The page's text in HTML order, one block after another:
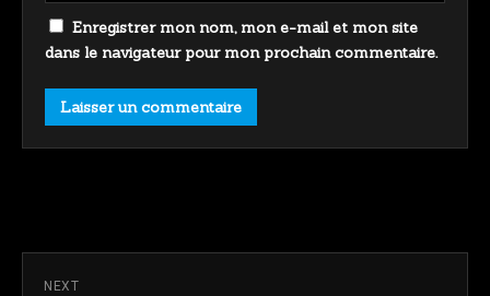
Enregistrer mon nom, mon e-mail et mon site
dans le navigateur pour mon prochain commentaire.
NEXT